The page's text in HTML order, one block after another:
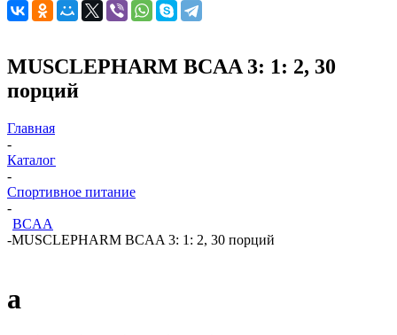
MUSCLEPHARM BCAA 3: 1: 2, 30
порций
Главная
-
Каталог
-
Спортивное питание
-
BCAA
-MUSCLEPHARM BCAA 3: 1: 2, 30 порций
a